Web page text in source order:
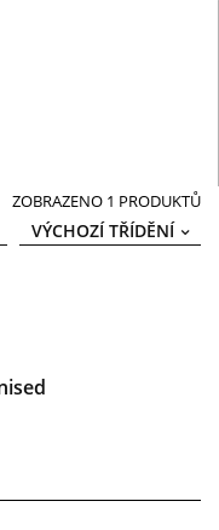
ZOBRAZENO 1 PRODUKTŮ
VÝCHOZÍ TŘÍDĚNÍ